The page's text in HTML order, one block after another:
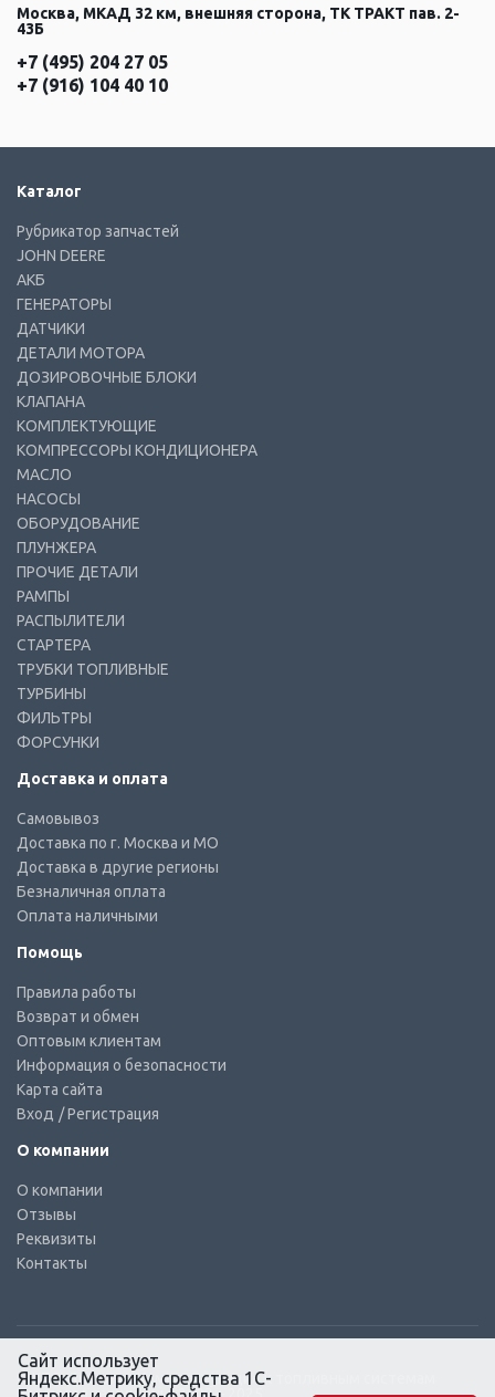
Москва, МКАД 32 км, внешняя сторона, ТК ТРАКТ пав. 2-
43Б
+7 (495) 204 27 05
+7 (916) 104 40 10
Каталог
Рубрикатор запчастей
JOHN DEERE
АКБ
ГЕНЕРАТОРЫ
ДАТЧИКИ
ДЕТАЛИ МОТОРА
ДОЗИРОВОЧНЫЕ БЛОКИ
КЛАПАНА
КОМПЛЕКТУЮЩИЕ
КОМПРЕССОРЫ КОНДИЦИОНЕРА
МАСЛО
НАСОСЫ
ОБОРУДОВАНИЕ
ПЛУНЖЕРА
ПРОЧИЕ ДЕТАЛИ
РАМПЫ
РАСПЫЛИТЕЛИ
СТАРТЕРА
ТРУБКИ ТОПЛИВНЫЕ
ТУРБИНЫ
ФИЛЬТРЫ
ФОРСУНКИ
Доставка и оплата
Самовывоз
Доставка по г. Москва и МО
Доставка в другие регионы
Безналичная оплата
Оплата наличными
Помощь
Правила работы
Возврат и обмен
Оптовым клиентам
Информация о безопасности
Карта сайта
Вход / Регистрация
О компании
О компании
Отзывы
Реквизиты
Контакты
© КТС-Дизель – Комплектующие к топливным системам
Сайт использует
Яндекс.Метрику, средства 1С-